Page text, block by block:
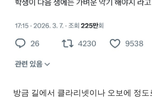
방금 길에서 클라리넷이나 오보에 정